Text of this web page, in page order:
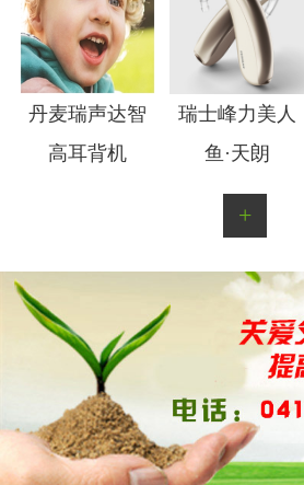
1 2 3 4
丹麦瑞声达智
高耳背机
瑞士峰力美人
鱼·天朗
+